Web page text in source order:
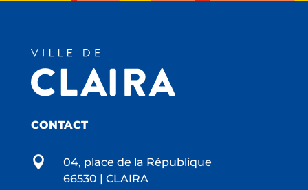
CONTACT

04, place de la République
66530 | CLAIRA